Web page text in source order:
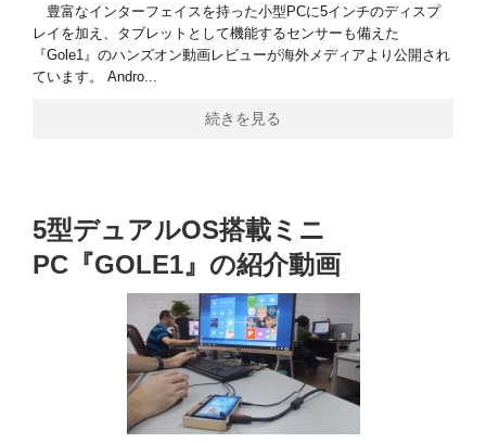
豊富なインターフェイスを持った小型PCに5インチのディスプ
レイを加え、タブレットとして機能するセンサーも備えた
『Gole1』のハンズオン動画レビューが海外メディアより公開され
ています。 Andro...
続きを見る
5型デュアルOS搭載ミニ
PC『GOLE1』の紹介動画